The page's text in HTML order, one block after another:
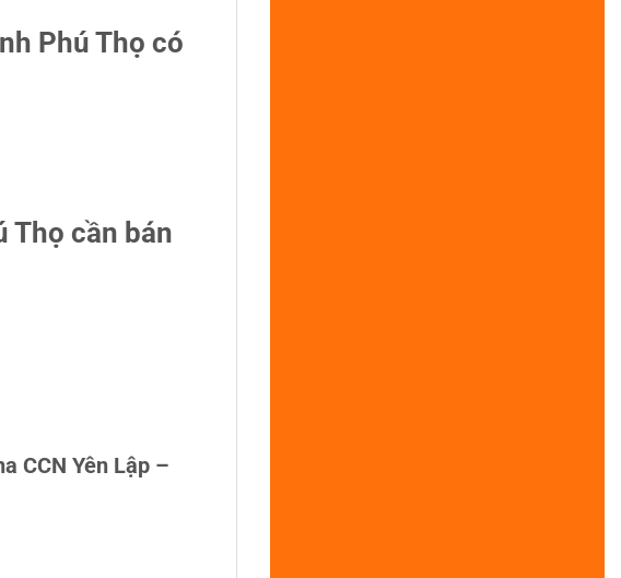
Phú Thọ có
Thọ cần bán
CCN Yên Lập –